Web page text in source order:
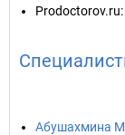
Prodoctorov.ru:
Абушахмина